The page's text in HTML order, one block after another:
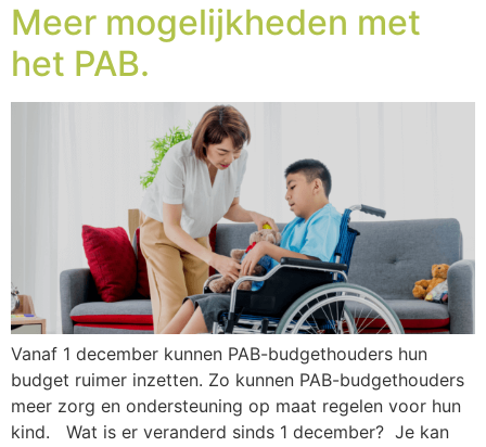
Meer mogelijkheden met
het PAB.
Vanaf 1 december kunnen PAB-budgethouders hun
budget ruimer inzetten. Zo kunnen PAB-budgethouders
meer zorg en ondersteuning op maat regelen voor hun
kind. Wat is er veranderd sinds 1 december? Je kan